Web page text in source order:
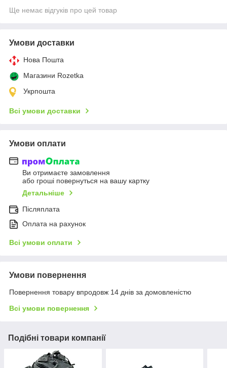
Ще немає відгуків про цей товар
Умови доставки
Нова Пошта
Магазини Rozetka
Укрпошта
Всі умови доставки
Умови оплати
Ви отримаєте замовлення
або гроші повернуться на вашу картку
Детальніше
Післяплата
Оплата на рахунок
Всі умови оплати
Умови повернення
Повернення товару впродовж 14 днів за домовленістю
Всі умови повернення
Подібні товари компанії